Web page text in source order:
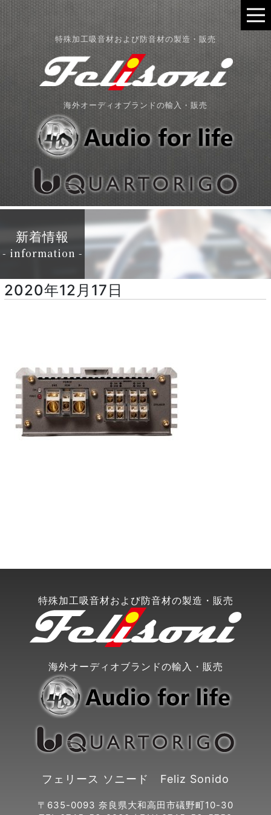
特殊加工吸音材および防音材の製造・販売
海外オーディオブランドの輸入・販売
新着情報
- information -
2020年12月17日
特殊加工吸音材および防音材の製造・販売
海外オーディオブランドの輸入・販売
フェリース ソニード Feliz Sonido
〒635-0093 奈良県大和高田市礒野町10-30